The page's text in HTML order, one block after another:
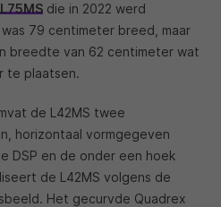
L75MS die in 2022 werd
79 centimeter breed, maar
breedte van 62 centimeter wat
te plaatsen.
de L42MS twee
horizontaal vormgegeven
DSP en de onder een hoek
de L42MS volgens de
Het gecurvde Quadrex